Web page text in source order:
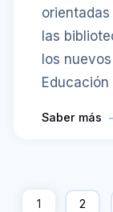
las
los
Educación
Saber más
1 2